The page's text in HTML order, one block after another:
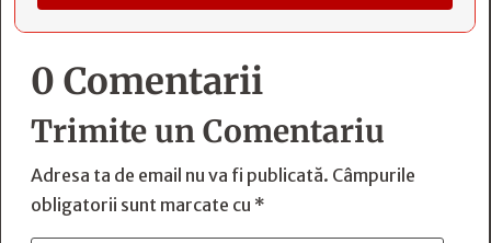
0 Comentarii
Trimite un Comentariu
Adresa ta de email nu va fi publicată. Câmpurile
obligatorii sunt marcate cu *